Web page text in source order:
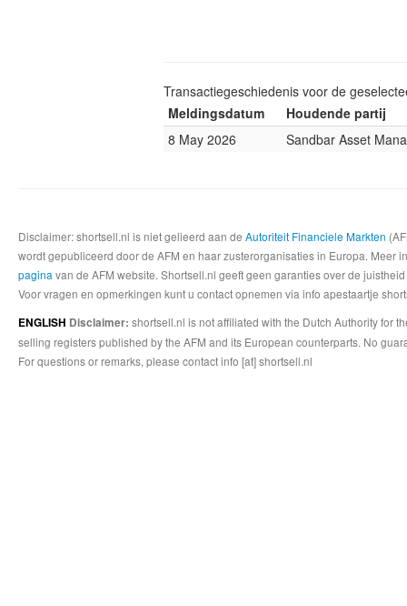
Transactiegeschiedenis voor de
Meldingsdatum
Houdende partij
8 May 2026
Sandbar Asset
Disclaimer: shortsell.nl is niet gelieerd aan de Autoriteit Financiele Markten
wordt gepubliceerd door de AFM en haar zusterorganisaties in Europa.
pagina van de AFM website. Shortsell.nl geeft geen garanties over de
Voor vragen en opmerkingen kunt u contact opnemen via info apestaartje
ENGLISH Disclaimer: shortsell.nl is not affiliated with the Dutch Authority for
selling registers published by the AFM and its European counterparts. No
For questions or remarks, please contact info [at] shortsell.nl